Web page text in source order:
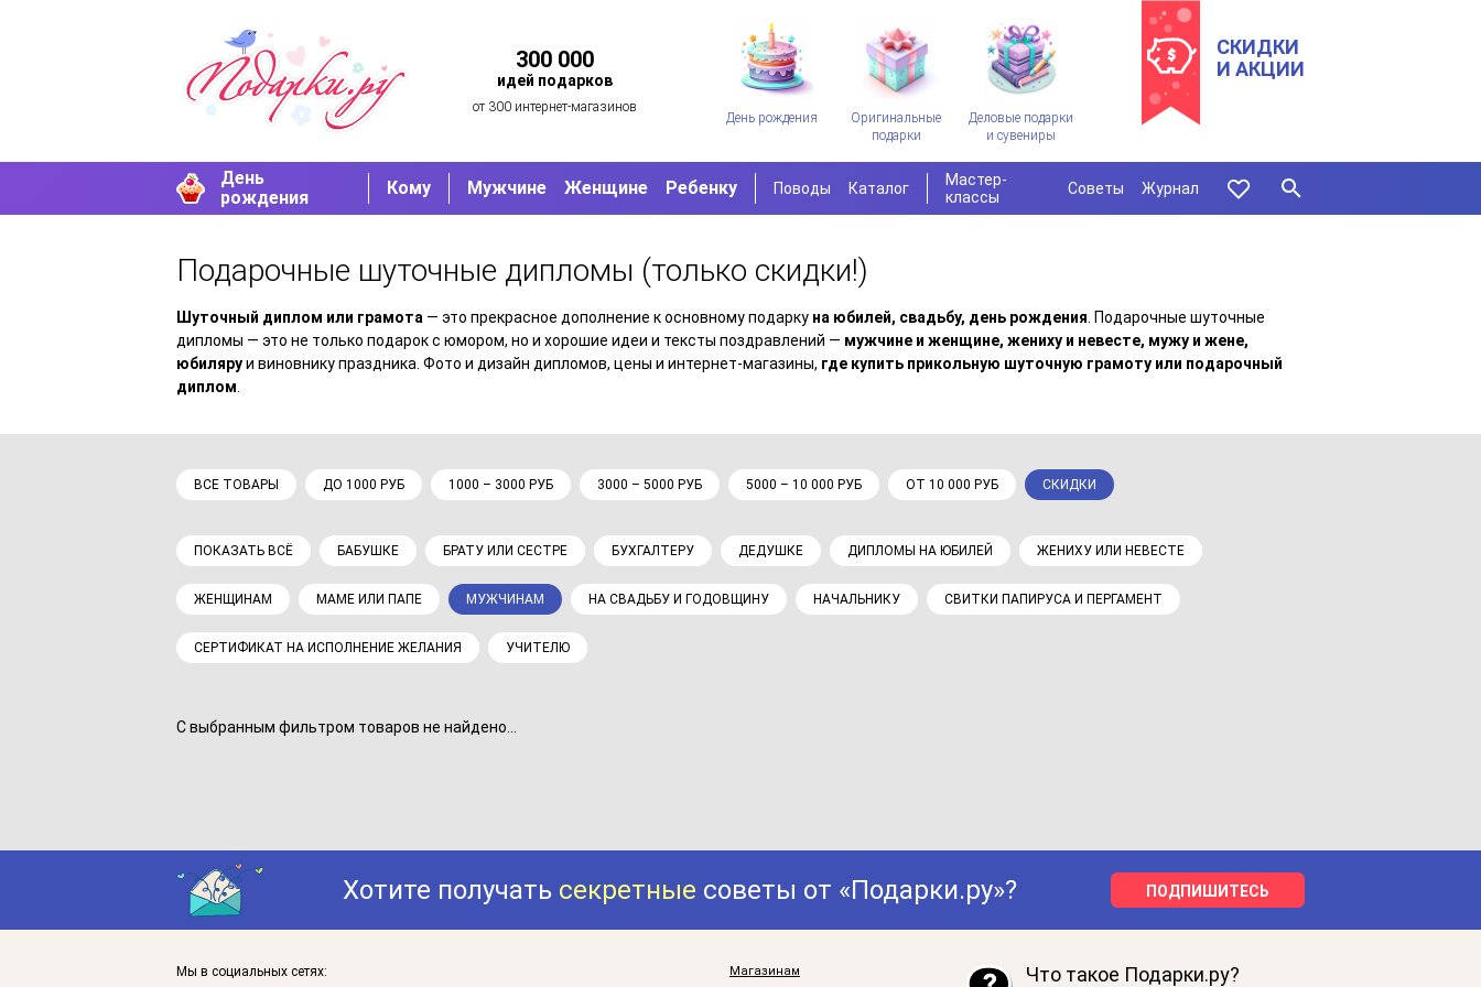
300 000
идей подарков
от 300 интернет-магазинов
День рождения
Оригинальные
подарки
Деловые подарки
и сувениры
СКИДКИ
И АКЦИИ
День
рождения
Кому Мужчине Женщине Ребенку Поводы Каталог
Мастер-
классы
Советы Журнал
Подарочные шуточные дипломы (только скидки!)
Шуточный диплом или грамота — это прекрасное дополнение к основному подарку на юбилей, свадьбу, день рождения. Подарочные шуточные
дипломы — это не только подарок с юмором, но и хорошие идеи и тексты поздравлений — мужчине и женщине, жениху и невесте, мужу и жене,
юбиляруи виновнику праздника. Фото и дизайн дипломов, цены и интернет-магазины, где купить прикольную шуточную грамоту или подарочный
диплом.
ВСЕ ТОВАРЫ ДО 1000 РУБ 1000 – 3000 РУБ 3000 – 5000 РУБ 5000 – 10 000 РУБ ОТ 10 000 РУБ СКИДКИ
ПОКАЗАТЬ ВСЁ БАБУШКЕ БРАТУ ИЛИ СЕСТРЕ БУХГАЛТЕРУ ДЕДУШКЕ ДИПЛОМЫ НА ЮБИЛЕЙ ЖЕНИХУ ИЛИ НЕВЕСТЕ
ЖЕНЩИНАМ МАМЕ ИЛИ ПАПЕ МУЖЧИНАМ НА СВАДЬБУ И ГОДОВЩИНУ НАЧАЛЬНИКУ СВИТКИ ПАПИРУСА И ПЕРГАМЕНТ
СЕРТИФИКАТ НА ИСПОЛНЕНИЕ ЖЕЛАНИЯ УЧИТЕЛЮ
С выбранным фильтром товаров не найдено...
Хотите получать секретные советы от «Подарки.ру»? ПОДПИШИТЕСЬ
Мы в социальных сетях: Магазинам Что такое Подарки.ру?